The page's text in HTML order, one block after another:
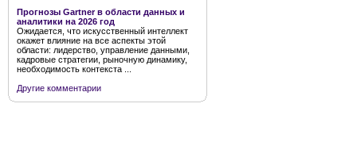
Прогнозы Gartner в области данных и
аналитики на 2026 год
Ожидается, что искусственный интеллект
окажет влияние на все аспекты этой
области: лидерство, управление данными,
кадровые стратегии, рыночную динамику,
необходимость контекста ...
Другие комментарии